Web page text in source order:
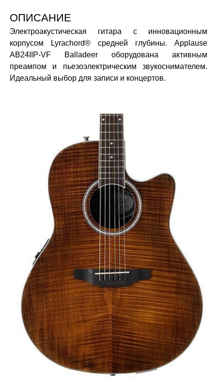
ОПИСАНИЕ
Электроакустическая гитара с инновационным
корпусом Lyrachord® средней глубины. Applause
AB24IIP-VF Balladeer оборудована активным
преампом и пьезоэлектрическим звукоснимателем.
Идеальный выбор для записи и концертов.